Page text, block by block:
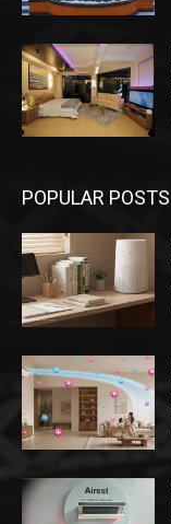
POPULAR POSTS